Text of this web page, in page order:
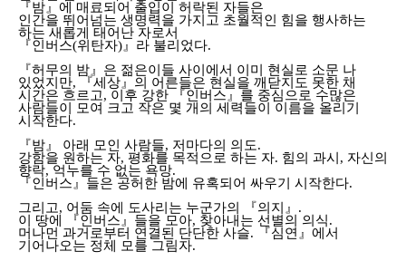
『밤』에 매료되어 출입이 허락된 자들은
인간을 뛰어넘는 생명력을 가지고 초월적인 힘을 행사하는
하는 새롭게 태어난 자로서
『인버스(위탄자)』라 불리었다.
『허무의 밤』은 젊은이들 사이에서 이미 현실로 소문 나
있었지만, 『세상』의 어른들은 현실을 깨닫지도 못한 채
시간은 흐르고, 이후 강한 『인버스』를 중심으로 수많은
사람들이 모여 크고 작은 몇 개의 세력들이 이름을 올리기
시작한다.
『밤』 아래 모인 사람들, 저마다의 의도.
강함을 원하는 자, 평화를 목적으로 하는 자. 힘의 과시, 자신의
향락, 억누를 수 없는 욕망.
『인버스』들은 공허한 밤에 유혹되어 싸우기 시작한다.
그리고, 어둠 속에 도사리는 누군가의 『의지』.
이 땅에 『인버스』들을 모아, 찾아내는 선별의 의식.
머나먼 과거로부터 연결된 단단한 사슬. 『심연』에서
기어나오는 정체 모를 그림자.